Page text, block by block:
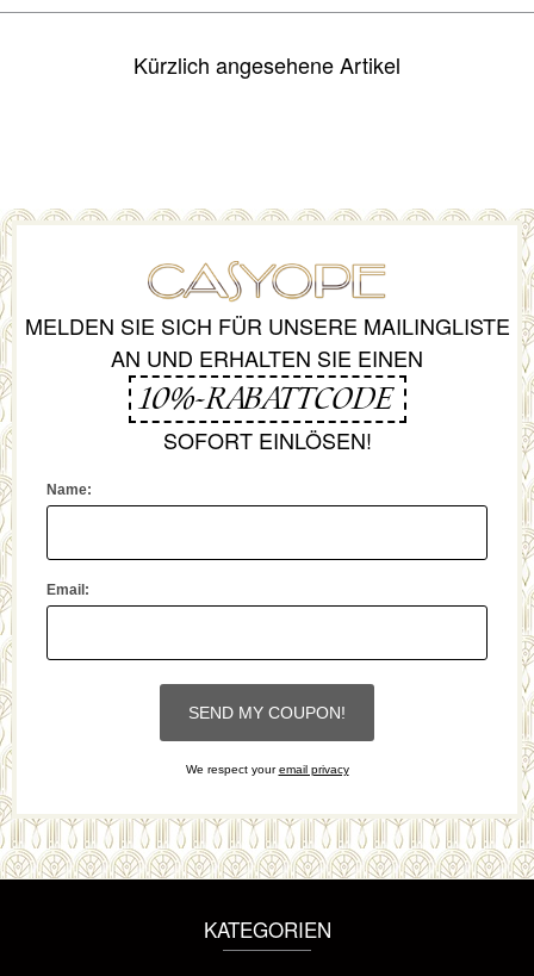
Kürzlich angesehene Artikel
MELDEN SIE SICH FÜR UNSERE MAILINGLISTE
AN UND ERHALTEN SIE EINEN
10%-RABATTCODE
SOFORT EINLÖSEN!
Name:
Email:
We respect youremail privacy
KATEGORIEN